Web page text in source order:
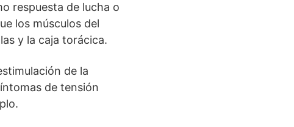
respuesta de lucha o
los músculos del
y la caja torácica.
de la
de tensión